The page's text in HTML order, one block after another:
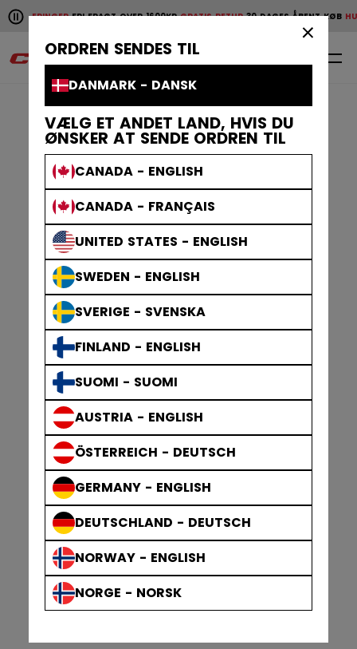
ORDREN SENDES TIL
DANMARK - DANSK
VÆLG ET ANDET LAND, HVIS DU
ØNSKER AT SENDE ORDREN TIL
CANADA - ENGLISH
CANADA - FRANÇAIS
UNITED STATES - ENGLISH
SWEDEN - ENGLISH
SVERIGE - SVENSKA
FINLAND - ENGLISH
SUOMI - SUOMI
AUSTRIA - ENGLISH
ÖSTERREICH - DEUTSCH
GERMANY - ENGLISH
DEUTSCHLAND - DEUTSCH
NORWAY - ENGLISH
NORGE - NORSK
Pause the horizontal scroll animation.
FRI FRAGT OVER 1600KRGRATIS RETUR30 DAGES ÅBENT KØB
Hurtige leveringer Gratis retur 30